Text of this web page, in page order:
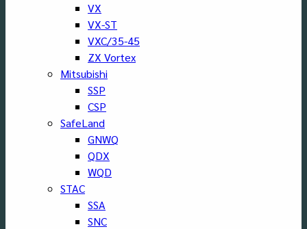
VX
VX-ST
VXC/35-45
ZX Vortex
Mitsubishi
SSP
CSP
SafeLand
GNWQ
QDX
WQD
STAC
SSA
SNC